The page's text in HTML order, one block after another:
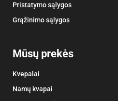
Pristatymo sąlygos
Grąžinimo sąlygos
Mūsų prekės
Kvepalai
Namų kvapai